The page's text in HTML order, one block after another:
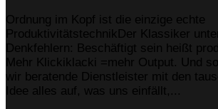
Ordnung im Kopf ist die einzige echte
ProduktivitätstechnikDer Klassiker
Denkfehlern: Beschäftigt sein heißt
Mehr Klickiklacki =mehr Output. Und
wir beratende Dienstleister mit den
Idee alles auf, was uns einfällt,...